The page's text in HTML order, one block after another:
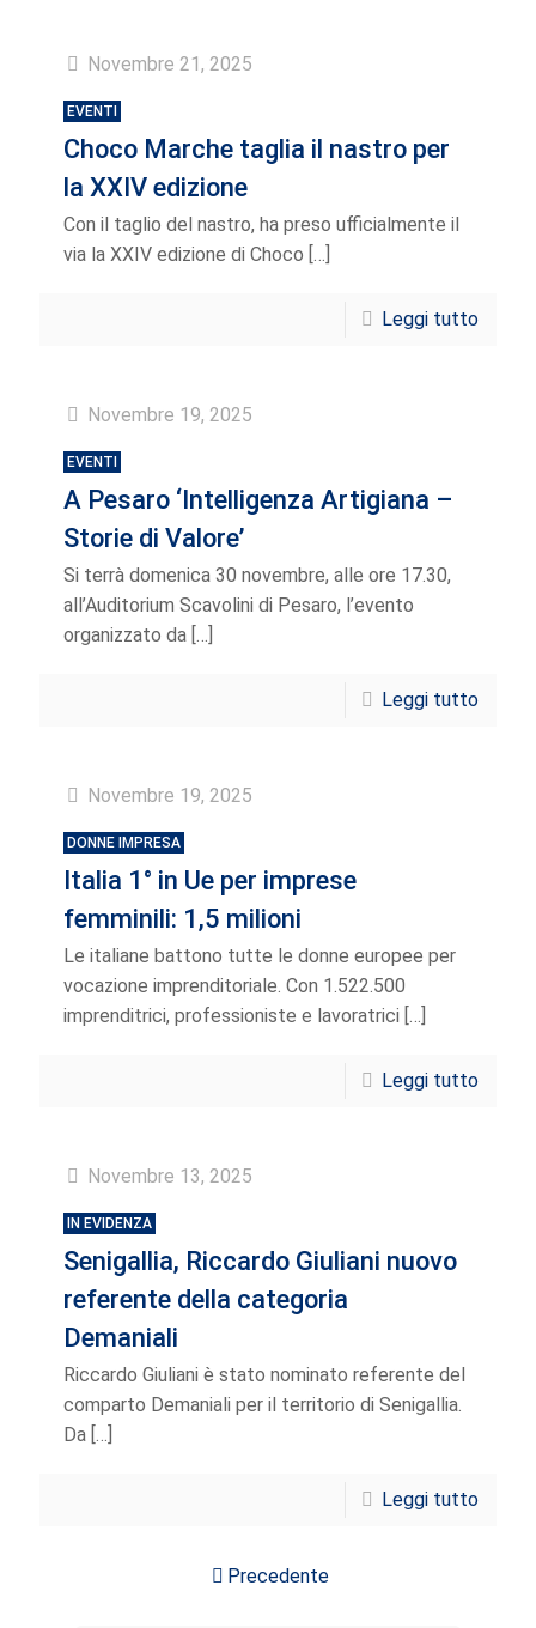
Novembre 21, 2025
EVENTI
Choco Marche taglia il nastro per
la XXIV edizione
Con il taglio del nastro, ha preso ufficialmente il
via la XXIV edizione di Choco […]
Leggi tutto
Novembre 19, 2025
EVENTI
A Pesaro ‘Intelligenza Artigiana –
Storie di Valore’
Si terrà domenica 30 novembre, alle ore 17.30,
all’Auditorium Scavolini di Pesaro, l’evento
organizzato da […]
Leggi tutto
Novembre 19, 2025
DONNE IMPRESA
Italia 1° in Ue per imprese
femminili: 1,5 milioni
Le italiane battono tutte le donne europee per
vocazione imprenditoriale. Con 1.522.500
imprenditrici, professioniste e lavoratrici […]
Leggi tutto
Novembre 13, 2025
IN EVIDENZA
Senigallia, Riccardo Giuliani nuovo
referente della categoria
Demaniali
Riccardo Giuliani è stato nominato referente del
comparto Demaniali per il territorio di Senigallia.
Da […]
Leggi tutto
Precedente